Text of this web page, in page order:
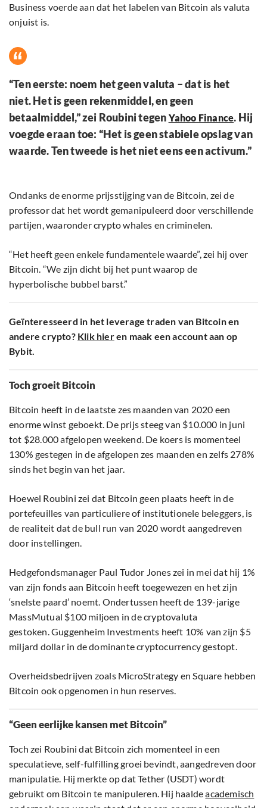
Business voerde aan dat het labelen van Bitcoin als valuta
onjuist is.
“Ten eerste: noem het geen valuta – dat is het
niet. Het is geen rekenmiddel, en geen
betaalmiddel,” zei Roubini tegen Yahoo Finance. Hij
voegde eraan toe: “Het is geen stabiele opslag van
waarde. Ten tweede is het niet eens een activum.”
Ondanks de enorme prijsstijging van de Bitcoin, zei de
professor dat het wordt gemanipuleerd door verschillende
partijen, waaronder crypto whales en criminelen.
“Het heeft geen enkele fundamentele waarde”, zei hij over
Bitcoin. “We zijn dicht bij het punt waarop de
hyperbolische bubbel barst.”
Geïnteresseerd in het leverage traden van Bitcoin en
andere crypto? Klik hieren maak een account aan op
Bybit.
Toch groeit Bitcoin
Bitcoin heeft in de laatste zes maanden van 2020 een
enorme winst geboekt. De prijs steeg van $10.000 in juni
tot $28.000 afgelopen weekend. De koers is momenteel
130% gestegen in de afgelopen zes maanden en zelfs 278%
sinds het begin van het jaar.
Hoewel Roubini zei dat Bitcoin geen plaats heeft in de
portefeuilles van particuliere of institutionele beleggers, is
de realiteit dat de bull run van 2020 wordt aangedreven
door instellingen.
Hedgefondsmanager Paul Tudor Jones zei in mei dat hij 1%
van zijn fonds aan Bitcoin heeft toegewezen en het zijn
‘snelste paard’ noemt. Ondertussen heeft de 139-jarige
MassMutual $100 miljoen in de cryptovaluta
gestoken. Guggenheim Investments heeft 10% van zijn $5
miljard dollar in de dominante cryptocurrency gestopt.
Overheidsbedrijven zoals MicroStrategy en Square hebben
Bitcoin ook opgenomen in hun reserves.
“Geen eerlijke kansen met Bitcoin”
Toch zei Roubini dat Bitcoin zich momenteel in een
speculatieve, self-fulfilling groei bevindt, aangedreven door
manipulatie. Hij merkte op dat Tether (USDT) wordt
gebruikt om Bitcoin te manipuleren. Hij haaldeacademisch